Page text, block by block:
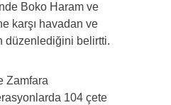
Boko Haram ve
karşı havadan ve
düzenlediğini belirtti.
Zamfara
104 çete